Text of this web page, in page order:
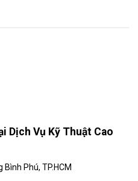
Dịch Vụ Kỹ Thuật Cao
Phú, TP.HCM